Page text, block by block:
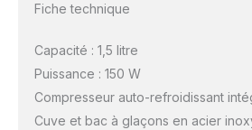
Fiche technique
Capacité : 1,5 litre
Puissance : 150 W
Compresseur auto-refroidissant
Cuve et bac à glaçons en acier